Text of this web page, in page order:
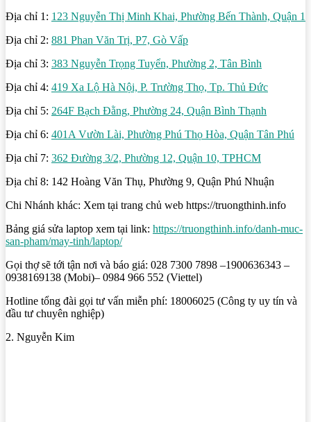
Địa chỉ 1: 123 Nguyễn Thị Minh Khai, Phường Bến Thành, Quận 1
Địa chỉ 2: 881 Phan Văn Trị, P7, Gò Vấp
Địa chỉ 3: 383 Nguyễn Trọng Tuyển, Phường 2, Tân Bình
Địa chỉ 4: 419 Xa Lộ Hà Nội, P. Trường Thọ, Tp. Thủ Đức
Địa chỉ 5: 264F Bạch Đằng, Phường 24, Quận Bình Thạnh
Địa chỉ 6: 401A Vườn Lài, Phường Phú Thọ Hòa, Quận Tân Phú
Địa chỉ 7: 362 Đường 3/2, Phường 12, Quận 10, TPHCM
Địa chỉ 8: 142 Hoàng Văn Thụ, Phường 9, Quận Phú Nhuận
Chi Nhánh khác: Xem tại trang chủ web https://truongthinh.info
Bảng giá sửa laptop xem tại link: https://truongthinh.info/danh-muc-
san-pham/may-tinh/laptop/
Gọi thợ sẽ tới tận nơi và báo giá: 028 7300 7898 –1900636343 –
0938169138 (Mobi)– 0984 966 552 (Viettel)
Hotline tổng đài gọi tư vấn miễn phí: 18006025 (Công ty uy tín và
đầu tư chuyên nghiệp)
2. Nguyễn Kim